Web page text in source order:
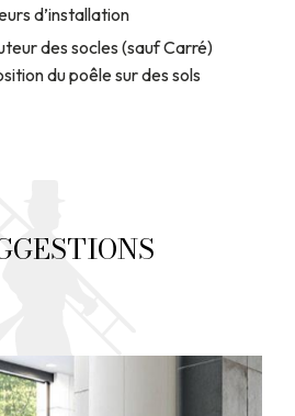
d’installation
des socles (sauf Carré)
du poêle sur des sols